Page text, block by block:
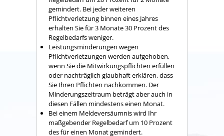
gemindert. Bei jeder weiteren
Pflichtverletzung binnen eines Jahres
erhalten Sie für 3 Monate 30 Prozent des
Regelbedarfs weniger.
Leistungsminderungen wegen
Pflichtverletzungen werden aufgehoben,
wenn Sie die Mitwirkungspflichten erfüllen
oder nachträglich glaubhaft erklären, dass
Sie Ihren Pflichten nachkommen. Der
Minderungszeitraum beträgt aber auch in
diesen Fällen mindestens einen Monat.
Bei einem Meldeversäumnis wird Ihr
maßgebender Regelbedarf um 10 Prozent
des für einen Monat gemindert.